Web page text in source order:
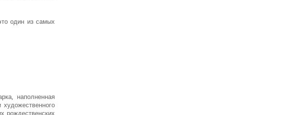
один из самых
наполненная
рождественских